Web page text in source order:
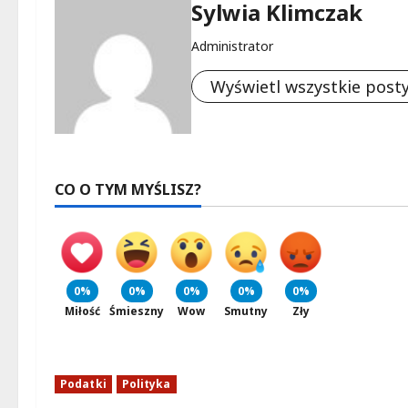
Sylwia Klimczak
Administrator
Wyświetl wszystkie
CO O TYM MYŚLISZ?
0%
Miłość
0%
Śmieszny
0%
Wow
0%
Smutny
0%
Zły
Podatki Polityka